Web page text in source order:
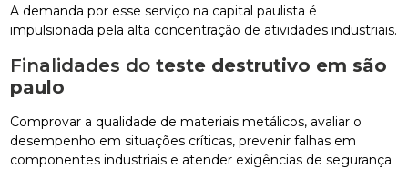
A demanda por esse serviço na capital paulista é
impulsionada pela alta concentração de atividades industriais.
Finalidades doteste destrutivo em são
paulo
Comprovar a qualidade de materiais metálicos, avaliar o
desempenho em situações críticas, prevenir falhas em
componentes industriais e atender exigências de segurança